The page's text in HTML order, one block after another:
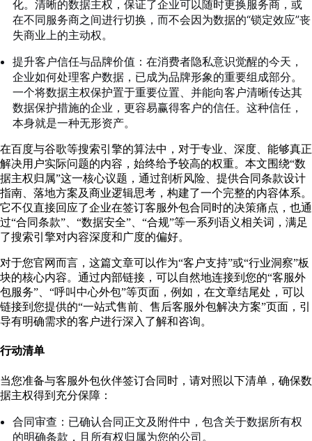
化。清晰的数据主权，保证了企业可以随时更换服务商，或
在不同服务商之间进行切换，而不会因为数据的“锁定效应”丧
失商业上的主动权。
提升客户信任与品牌价值：在消费者隐私意识觉醒的今天，
企业如何处理客户数据，已成为品牌形象的重要组成部分。
一个将数据主权保护置于重要位置、并能向客户清晰传达其
数据保护措施的企业，更容易赢得客户的信任。这种信任，
本身就是一种无形资产。
在百度与谷歌等搜索引擎的算法中，对于专业、深度、能够真正
解决用户实际问题的内容，始终给予较高的权重。本文围绕“数
据主权归属”这一核心议题，通过剖析风险、提供合同条款设计
指南、落地方案及商业逻辑思考，构建了一个完整的内容体系。
它不仅直接回应了企业在签订客服外包合同时的决策痛点，也通
过“合同条款”、“数据安全”、“合规”等一系列语义相关词，满足
了搜索引擎对内容深度和广度的偏好。
对于您官网而言，这篇文章可以作为“客户支持”或“行业洞察”板
块的核心内容。通过内部链接，可以自然地连接到您的“客服外
包服务”、“呼叫中心外包”等页面，例如，在文章结尾处，可以
链接到您提供的“一站式售前、售后客服外包解决方案”页面，引
导有明确需求的客户进行深入了解和咨询。
行动清单
当您准备与客服外包伙伴签订合同时，请对照以下清单，确保数
据主权得到充分保障：
合同审查：已确认合同正文及附件中，包含关于数据所有权
的明确条款，且所有权归属为您的公司。